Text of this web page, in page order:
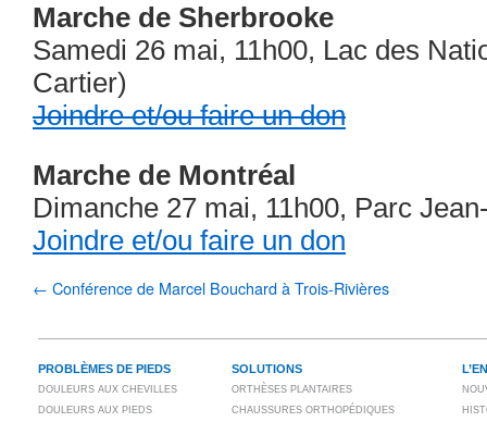
Marche de Sherbrooke
Samedi 26 mai, 11h00, Lac des
Cartier)
Joindre et/ou faire un don
Marche de Montréal
Dimanche 27 mai, 11h00, Parc
Joindre et/ou faire un don
← Conférence de Marcel Bouchard à Trois-Rivières
PROBLÈMES DE PIEDS
DOULEURS AUX CHEVILLES
DOULEURS AUX PIEDS
SOLUTIONS
ORTHÈSES PLANTAIRES
CHAUSSURES ORTHOPÉDIQUES